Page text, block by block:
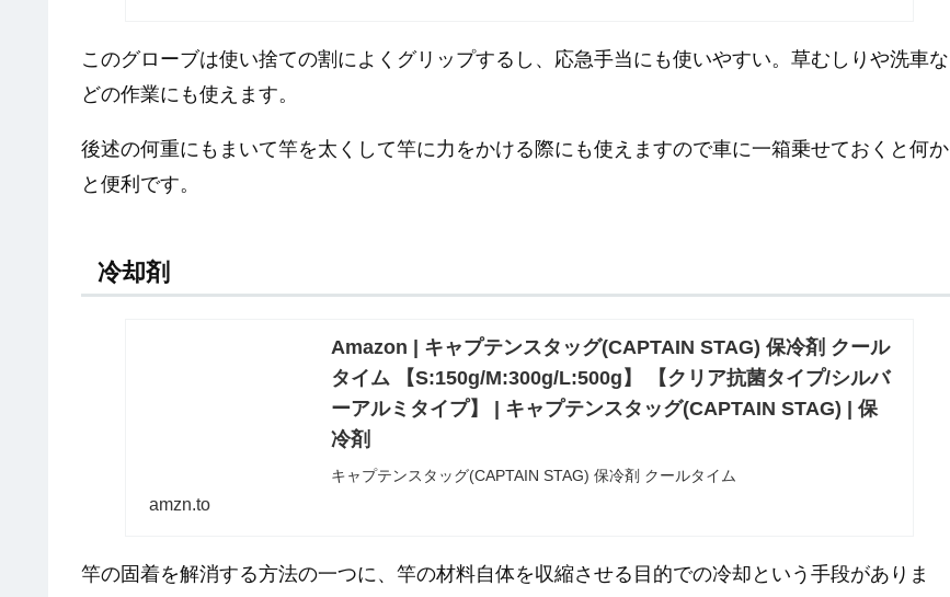
このグローブは使い捨ての割によくグリップするし、応急手当にも使いやすい。草むしりや洗車な
どの作業にも使えます。
後述の何重にもまいて竿を太くして竿に力をかける際にも使えますので車に一箱乗せておくと何か
と便利です。
冷却剤
Amazon | キャプテンスタッグ(CAPTAIN STAG) 保冷剤 クール
タイム 【S:150g/M:300g/L:500g】 【クリア抗菌タイプ/シルバ
ーアルミタイプ】 | キャプテンスタッグ(CAPTAIN STAG) | 保
冷剤
キャプテンスタッグ(CAPTAIN STAG) 保冷剤 クールタイム
amzn.to
竿の固着を解消する方法の一つに、竿の材料自体を収縮させる目的での冷却という手段がありま